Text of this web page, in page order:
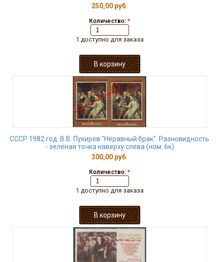
250,00 руб.
Количество: *
1 доступно для заказа
СССР 1982 год. В.В. Пукирёв "Неравный брак". Разновидность
- зелёная точка наверху слева (ном. 6к)
300,00 руб.
Количество: *
1 доступно для заказа